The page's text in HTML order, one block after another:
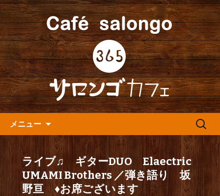
人形町の『365(サロンゴ)カフ
ェ』よりお知らせ
人形町の音楽カフェ『365カフェ』より
最新情報をお届けします。
メニュー
検
ライブ♫ ギターDUO Elaectric
UMAMI Brothers ／弾き語り 坂
野亘 ♦お席ございます